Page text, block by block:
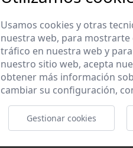
Usamos cookies y otras
nuestra web, para mostrarte
tráfico en nuestra web y
nuestro sitio web, acepta
obtener más información
cambiar su configuración,
Gestionar cookies